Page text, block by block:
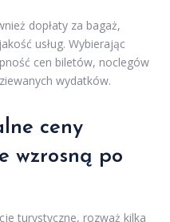
dopłaty za bagaż,
usług. Wybierając
cen biletów, noclegów
wydatków.
ceny
wzrosną po
turystyczne, rozważ kilka